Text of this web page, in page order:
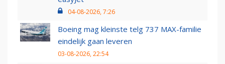
04-08-2026, 7:26
Boeing mag kleinste telg 737 MAX-familie
eindelijk gaan leveren
03-08-2026, 22:54